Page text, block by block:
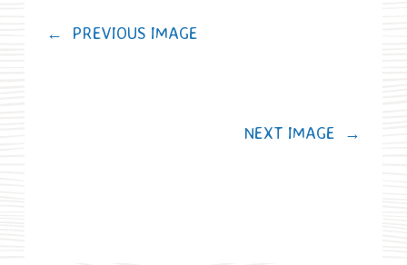
← PREVIOUS IMAGE
NEXT IMAGE →